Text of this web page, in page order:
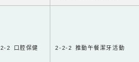
2-2 口腔保健 2-2-2 推動午餐潔牙活動